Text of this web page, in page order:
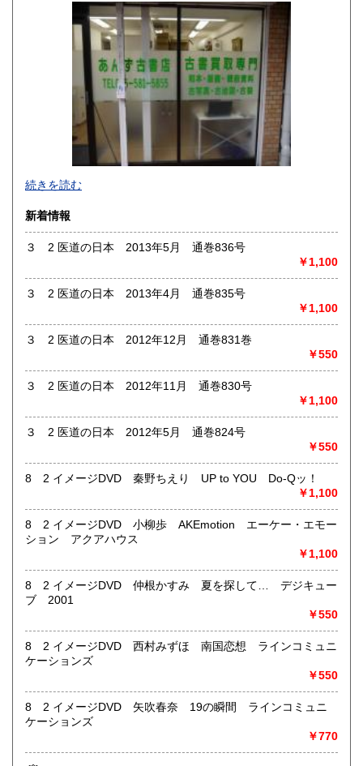
185円 徳島県
185円 愛媛県
185円 福岡県
185円 長崎県
大分県
宮崎県
沖縄県
薬剤師・鍼灸師・柔道整復師ですので、仕事や研究に役立つ
書籍を同業の皆様に提供して行きたいと考えています。ま
発掘したいと思います。
「こんな本ありませんか？」と気軽に問合せて下さい。
最寄駅：東野
営業時間：9:00～13:00
書籍の買取について
買取が出来ます。また版画・戦前資料・古写真・古地図・古
裂も買取強化をしていますので、お気軽にご連絡下さい。
取り扱い分野
東洋医学（和本を含む）、手技療法 古典籍 版画 美術
続きを読む
新着情報
３ 2 医道の日本 2013年5月 通巻836号
￥1,100
３ 2 医道の日本 2013年4月 通巻835号
￥1,100
３ 2 医道の日本 2012年12月 通巻831巻
￥550
３ 2 医道の日本 2012年11月 通巻830号
￥1,100
３ 2 医道の日本 2012年5月 通巻824号
￥550
8 2 イメージDVD 秦野ちえり UP to YOU Do-Qッ！
￥1,100
8 2 イメージDVD 小柳歩 AKEmotion エーケー・エモー
ション アクアハウス
￥1,100
8 2 イメージDVD 仲根かすみ 夏を探して… デジキュー
ブ 2001
￥550
8 2 イメージDVD 西村みずほ 南国恋想 ラインコミュニ
ケーションズ
￥550
8 2 イメージDVD 矢吹春奈 19の瞬間 ラインコミュニ
ケーションズ
￥770